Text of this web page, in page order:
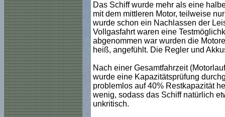
Das Schiff wurde mehr als eine
mit dem mittleren Motor, teilweise
wurde schon ein Nachlassen der
Vollgasfahrt waren eine
abgenommen war wurden die
heiß, angefühlt. Die Regler und
Nach einer Gesamtfahrzeit
wurde eine Kapazitätsprüfung
problemlos auf 40% Restkapazität
wenig, sodass das Schiff natürlich
unkritisch.